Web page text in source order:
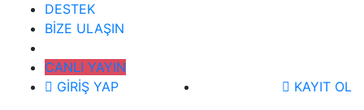
DESTEK
BİZE ULAŞIN
CANLI YAYIN
GİRİŞ YAP
KAYIT OL